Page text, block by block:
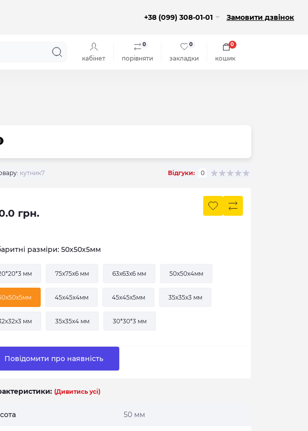
+38 (099) 308-01-01 Замовити дзвінок
кабінет порівняти
0
закладки
0
кошик
0
кутник7 Відгуки: 0
грн.
разміри: 50х50х5мм
мм 75х75х6 мм 63х63х6 мм 50х50х4мм
45х45х4мм 45х45х5мм 35х35х3 мм
мм 35х35х4 мм 30*30*3 мм
Повідомити про наявність
(Дивитись усі)
50 мм